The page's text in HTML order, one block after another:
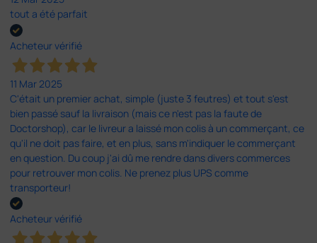
tout a été parfait
Acheteur vérifié
11 Mar 2025
C'était un premier achat, simple (juste 3 feutres) et tout s'est
bien passé sauf la livraison (mais ce n'est pas la faute de
Doctorshop), car le livreur a laissé mon colis à un commerçant, ce
qu'il ne doit pas faire, et en plus, sans m'indiquer le commerçant
en question. Du coup j'ai dû me rendre dans divers commerces
pour retrouver mon colis. Ne prenez plus UPS comme
transporteur!
Acheteur vérifié